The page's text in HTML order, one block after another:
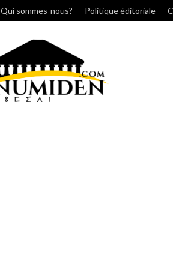
Qui sommes-nous? Politique éditoriale